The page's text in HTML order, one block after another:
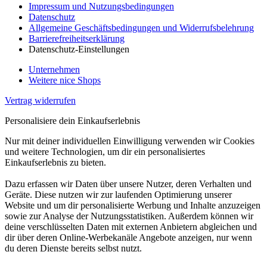
Impressum und Nutzungsbedingungen
Datenschutz
Allgemeine Geschäftsbedingungen und Widerrufsbelehrung
Barrierefreiheitserklärung
Datenschutz-Einstellungen
Unternehmen
Weitere nice Shops
Vertrag widerrufen
Personalisiere dein Einkaufserlebnis
Nur mit deiner individuellen Einwilligung verwenden wir Cookies
und weitere Technologien, um dir ein personalisiertes
Einkaufserlebnis zu bieten.
Dazu erfassen wir Daten über unsere Nutzer, deren Verhalten und
Geräte. Diese nutzen wir zur laufenden Optimierung unserer
Website und um dir personalisierte Werbung und Inhalte anzuzeigen
sowie zur Analyse der Nutzungsstatistiken. Außerdem können wir
deine verschlüsselten Daten mit externen Anbietern abgleichen und
dir über deren Online-Werbekanäle Angebote anzeigen, nur wenn
du deren Dienste bereits selbst nutzt.